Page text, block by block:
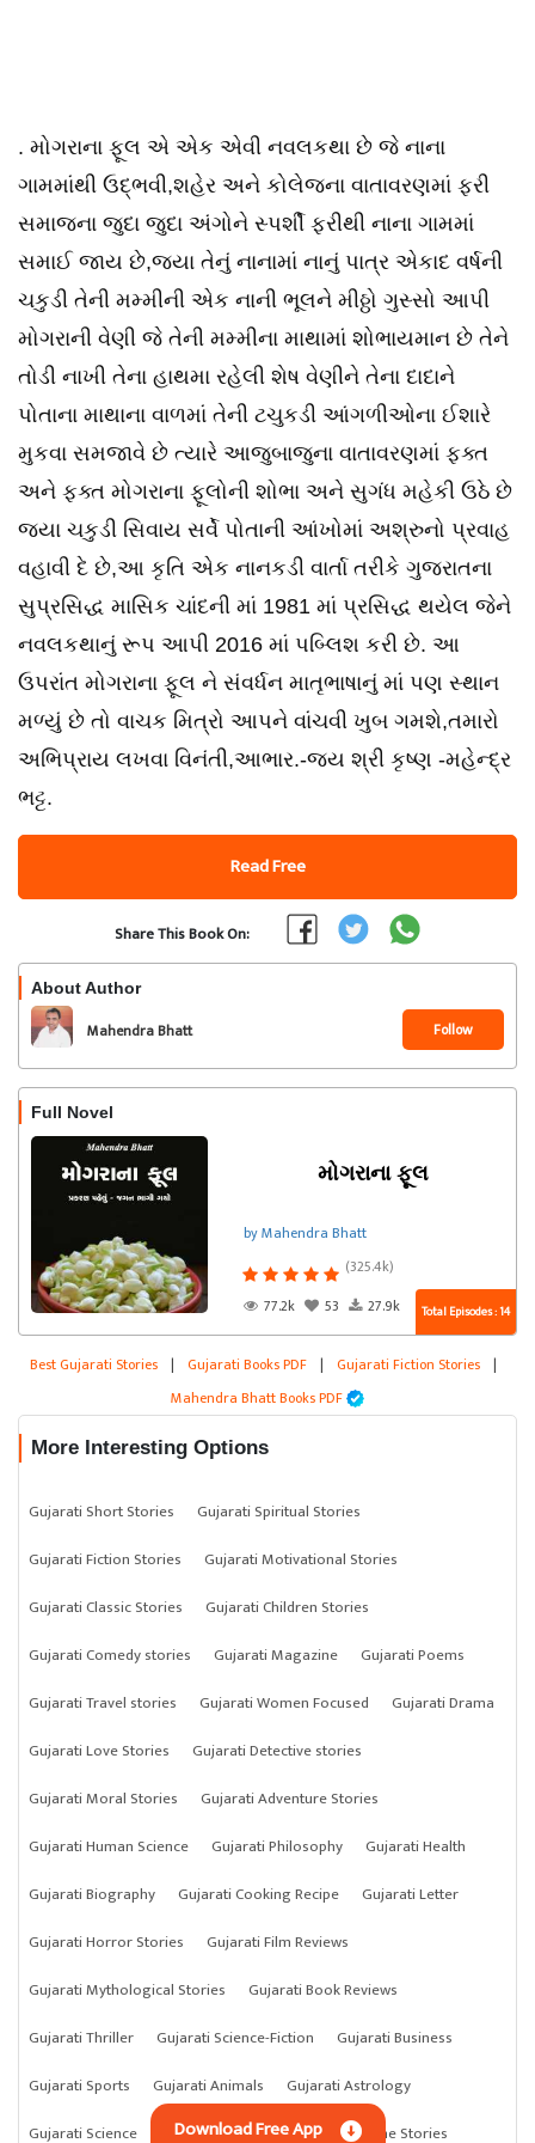
. મોગરાના ફૂલ એ એક એવી નવલકથા છે જે નાના
ગામમાંથી ઉદ્ભવી,શહેર અને કોલેજના વાતાવરણમાં ફરી
સમાજના જુદા જુદા અંગોને સ્પર્શી ફરીથી નાના ગામમાં
સમાઈ જાય છે,જ્યા તેનું નાનામાં નાનું પાત્ર એકાદ વર્ષની
ચકુડી તેની મમ્મીની એક નાની ભૂલને મીઠ્ઠો ગુસ્સો આપી
મોગરાની વેણી જે તેની મમ્મીના માથામાં શોભાયમાન છે તેને
તોડી નાખી તેના હાથમા રહેલી શેષ વેણીને તેના દાદાને
પોતાના માથાના વાળમાં તેની ટચુકડી આંગળીઓના ઈશારે
મુકવા સમજાવે છે ત્યારે આજુબાજુના વાતાવરણમાં ફક્ત
અને ફક્ત મોગરાના ફૂલોની શોભા અને સુગંધ મહેકી ઉઠે છે
જ્યા ચકુડી સિવાય સર્વે પોતાની આંખોમાં અશ્રુનો પ્રવાહ
વહાવી દે છે,આ કૃતિ એક નાનકડી વાર્તા તરીકે ગુજરાતના
સુપ્રસિદ્ધ માસિક ચાંદની માં 1981 માં પ્રસિદ્ધ થયેલ જેને
નવલકથાનું રૂપ આપી 2016 માં પબ્લિશ કરી છે. આ
ઉપરાંત મોગરાના ફૂલ ને સંવર્ધન માતૃભાષાનું માં પણ સ્થાન
મળ્યું છે તો વાચક મિત્રો આપને વાંચવી ખુબ ગમશે,તમારો
અભિપ્રાય લખવા વિનંતી,આભાર.-જય શ્રી કૃષ્ણ -મહેન્દ્ર
ભટ્ટ.
Read Free
Share This Book On:
About Author
Mahendra Bhatt Follow
Full Novel
મોગરાના ફૂલ
by Mahendra Bhatt
(325.4k)
77.2k
53 27.9k Total Episodes : 14
Best Gujarati Stories | Gujarati Books PDF | Gujarati Fiction Stories |
Mahendra Bhatt Books PDF
More Interesting Options
Gujarati Short Stories
Gujarati Spiritual Stories
Gujarati Fiction Stories
Gujarati Motivational Stories
Gujarati Classic Stories
Gujarati Children Stories
Gujarati Comedy stories
Gujarati Magazine
Gujarati Poems
Gujarati Travel stories
Gujarati Women Focused
Gujarati Drama
Gujarati Love Stories
Gujarati Detective stories
Gujarati Moral Stories
Gujarati Adventure Stories
Gujarati Human Science
Gujarati Philosophy
Gujarati Health
Gujarati Biography
Gujarati Cooking Recipe
Gujarati Letter
Gujarati Horror Stories
Gujarati Film Reviews
Gujarati Mythological Stories
Gujarati Book Reviews
Gujarati Thriller
Gujarati Science-Fiction
Gujarati Business
Gujarati Sports
Gujarati Animals
Gujarati Astrology
Gujarati Science
Gujarati Anything Gujarati Crime Stories
Download Free App